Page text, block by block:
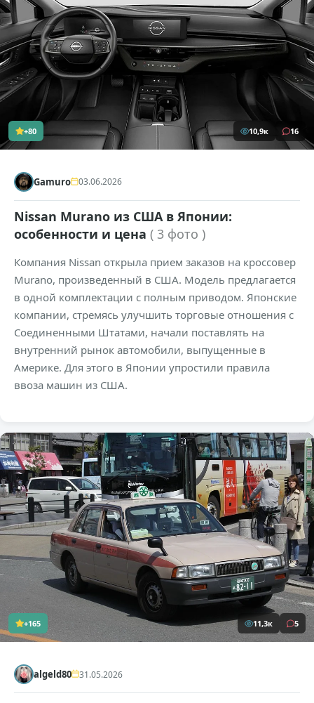
+80 10,9к 16
Gamuro 03.06.2026
Nissan Murano из США в Японии:
особенности и цена ( 3 фото )
Компания Nissan открыла прием заказов на кроссовер
Murano, произведенный в США. Модель предлагается
в одной комплектации с полным приводом. Японские
компании, стремясь улучшить торговые отношения с
Соединенными Штатами, начали поставлять на
внутренний рынок автомобили, выпущенные в
Америке. Для этого в Японии упростили правила
ввоза машин из США.
+165 11,3к 5
algeld80 31.05.2026